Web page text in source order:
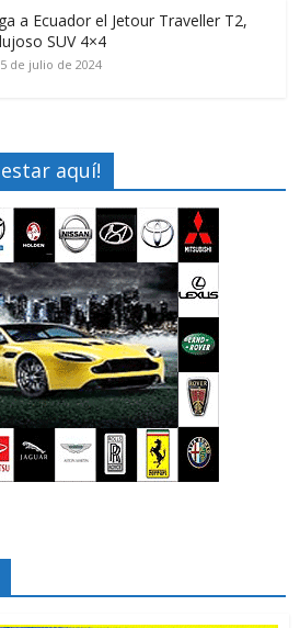
a Ecuador el Jetour Traveller T2,
SUV 4×4
de julio de 2024
aquí!